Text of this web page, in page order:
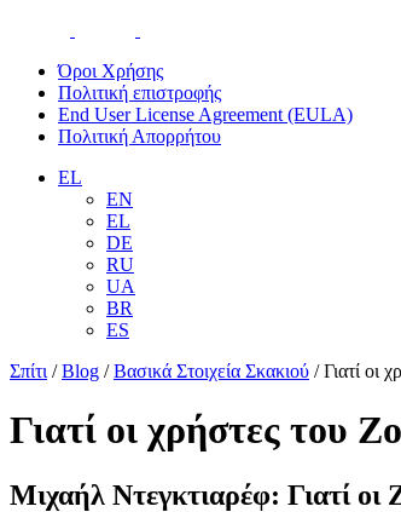
Όροι Χρήσης
Πολιτική επιστροφής
End User License Agreement (EULA)
Πολιτική Απορρήτου
EL
EN
EL
DE
RU
UA
BR
ES
Σπίτι /Blog /Βασικά Στοιχεία Σκακιού /Γιατί οι
Γιατί οι χρήστες του
Μιχαήλ Ντεγκτιαρέφ: Γιατί οι